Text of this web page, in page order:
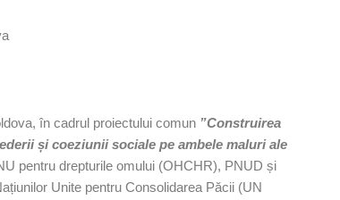
în cadrul proiectului comun ”Construirea
și coeziunii sociale pe ambele maluri ale
pentru drepturile omului (OHCHR), PNUD și
Unite pentru Consolidarea Păcii (UN